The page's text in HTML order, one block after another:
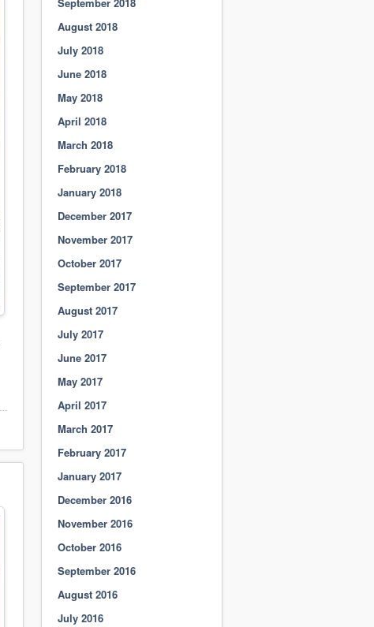
August 2018
July 2018
June 2018
May 2018
April 2018
March 2018
February 2018
January 2018
December 2017
November 2017
October 2017
September 2017
August 2017
July 2017
June 2017
May 2017
April 2017
March 2017
February 2017
January 2017
December 2016
November 2016
October 2016
September 2016
August 2016
July 2016